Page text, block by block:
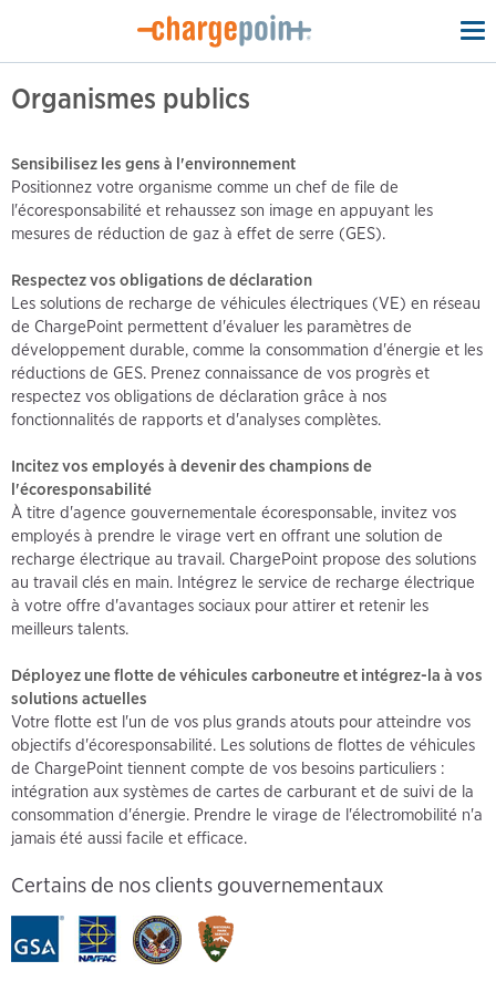
Organismes publics
Sensibilisez les gens à l'environnement
Positionnez votre organisme comme un chef de file de
l'écoresponsabilité et rehaussez son image en appuyant les
mesures de réduction de gaz à effet de serre (GES).
Respectez vos obligations de déclaration
Les solutions de recharge de véhicules électriques (VE) en réseau
de ChargePoint permettent d'évaluer les paramètres de
développement durable, comme la consommation d'énergie et les
réductions de GES. Prenez connaissance de vos progrès et
respectez vos obligations de déclaration grâce à nos
fonctionnalités de rapports et d'analyses complètes.
Incitez vos employés à devenir des champions de
l'écoresponsabilité
À titre d'agence gouvernementale écoresponsable, invitez vos
employés à prendre le virage vert en offrant une solution de
recharge électrique au travail. ChargePoint propose des solutions
au travail clés en main. Intégrez le service de recharge électrique
à votre offre d'avantages sociaux pour attirer et retenir les
meilleurs talents.
Déployez une flotte de véhicules carboneutre et intégrez-la à vos
solutions actuelles
Votre flotte est l'un de vos plus grands atouts pour atteindre vos
objectifs d'écoresponsabilité. Les solutions de flottes de véhicules
de ChargePoint tiennent compte de vos besoins particuliers :
intégration aux systèmes de cartes de carburant et de suivi de la
consommation d'énergie. Prendre le virage de l'électromobilité n'a
jamais été aussi facile et efficace.
Certains de nos clients gouvernementaux